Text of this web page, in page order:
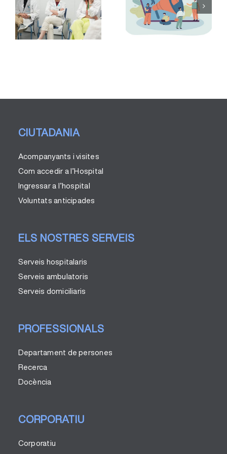
en Medicina
amb
Especialitat
participa en
la Jornada
de prevenció
CIUTADANIA
Acompanyants i visites
Com accedir a l’Hospital
Ingressar a l’hospital
Voluntats anticipades
ELS NOSTRES SERVEIS
Serveis hospitalaris
Serveis ambulatoris
Serveis domiciliaris
PROFESSIONALS
Departament de persones
Recerca
Docència
CORPORATIU
Corporatiu